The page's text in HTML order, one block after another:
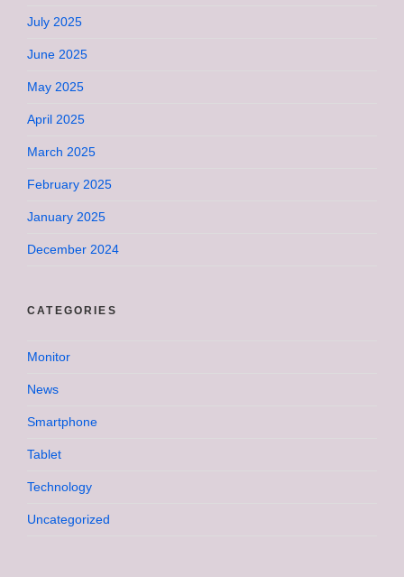
July 2025
June 2025
May 2025
April 2025
March 2025
February 2025
January 2025
December 2024
CATEGORIES
Monitor
News
Smartphone
Tablet
Technology
Uncategorized